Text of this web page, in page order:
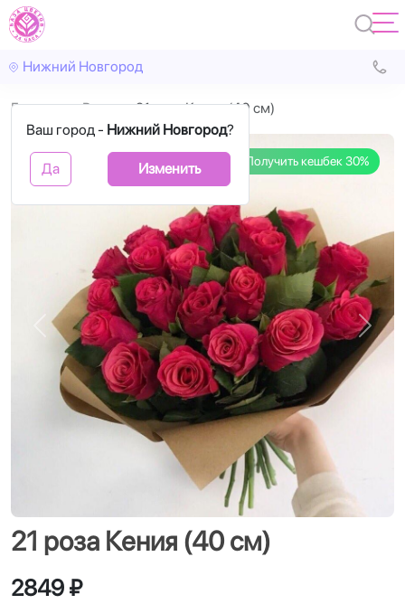
Нижний Новгород
Ваш город - Нижний Новгород?
Да Изменить
Главная Розы 21 роза Кения (40 см)
Получить кешбек 30%
Назад
21 роза Кения (40 см)
2849 ₽